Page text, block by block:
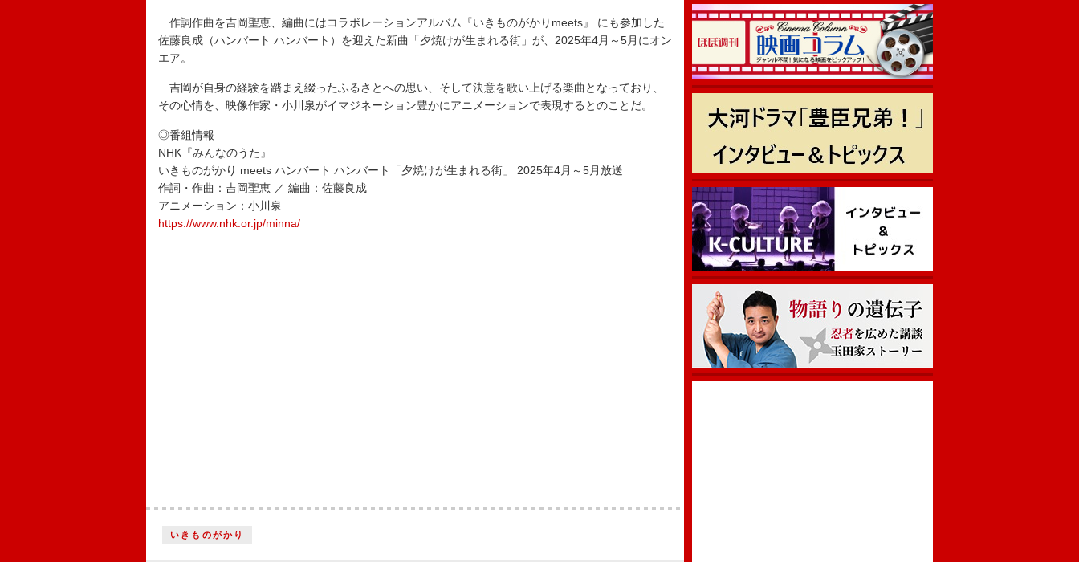
作詞作曲を吉岡聖恵、編曲にはコラボレーションアルバム『いきものがかりmeets』 にも参加した
佐藤良成（ハンバート ハンバート）を迎えた新曲「夕焼けが生まれる街」が、2025年4月～5月にオン
エア。
吉岡が自身の経験を踏まえ綴ったふるさとへの思い、そして決意を歌い上げる楽曲となっており、
その心情を、映像作家・小川泉がイマジネーション豊かにアニメーションで表現するとのことだ。
◎番組情報
NHK『みんなのうた』
いきものがかり meets ハンバート ハンバート「夕焼けが生まれる街」 2025年4月～5月放送
作詞・作曲：吉岡聖恵 ／ 編曲：佐藤良成
アニメーション：小川泉
https://www.nhk.or.jp/minna/
いきものがかり